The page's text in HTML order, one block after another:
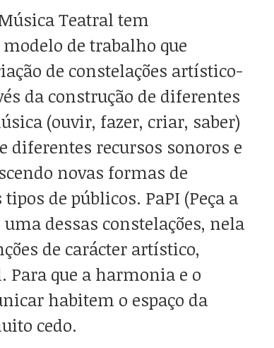
Teatral tem
de trabalho que
de constelações artístico-
da construção de diferentes
(ouvir, fazer, criar, saber)
diferentes recursos sonoros e
novas formas de
de públicos. PaPI (Peça a
dessas constelações, nela
de carácter artístico,
Para que a harmonia e o
habitem o espaço da
cedo.